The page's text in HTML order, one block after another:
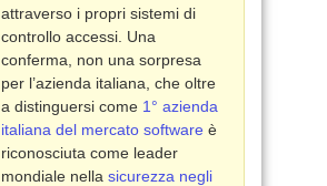
attraverso i propri sistemi di
controllo accessi. Una
conferma, non una sorpresa
per l’azienda italiana, che oltre
a distinguersi come 1° azienda
italiana del mercato software è
riconosciuta come leader
mondiale nella sicurezza negli